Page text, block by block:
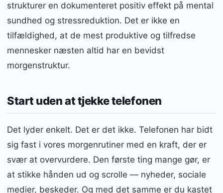
strukturer en dokumenteret positiv effekt på mental
sundhed og stressreduktion. Det er ikke en
tilfældighed, at de mest produktive og tilfredse
mennesker næsten altid har en bevidst
morgenstruktur.
Start uden at tjekke telefonen
Det lyder enkelt. Det er det ikke. Telefonen har bidt
sig fast i vores morgenrutiner med en kraft, der er
svær at overvurdere. Den første ting mange gør, er
at stikke hånden ud og scrolle — nyheder, sociale
medier, beskeder. Og med det samme er du kastet